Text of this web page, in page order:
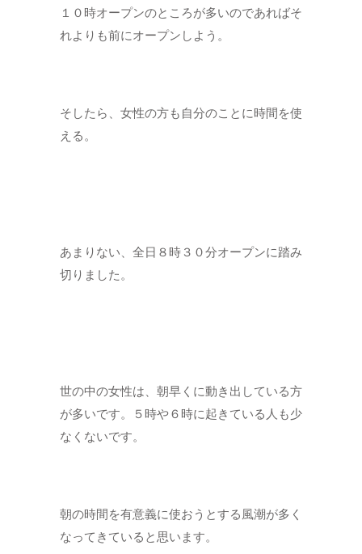
１０時オープンのところが多いのであればそ
れよりも前にオープンしよう。
そしたら、女性の方も自分のことに時間を使
える。
あまりない、全日８時３０分オープンに踏み
切りました。
世の中の女性は、朝早くに動き出している方
が多いです。５時や６時に起きている人も少
なくないです。
朝の時間を有意義に使おうとする風潮が多く
なってきていると思います。